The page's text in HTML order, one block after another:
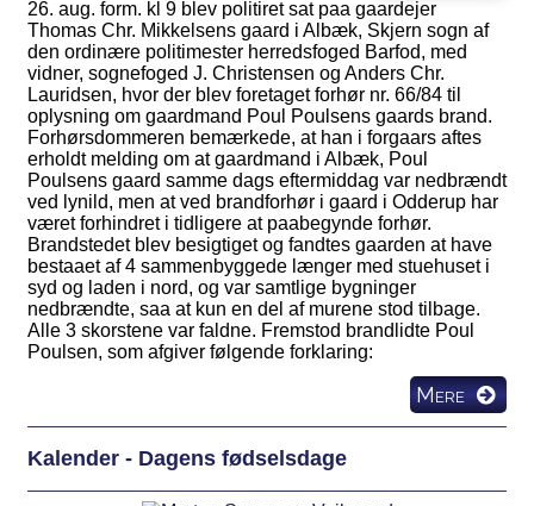
26. aug. form. kl 9 blev politiret sat paa gaardejer
Thomas Chr. Mikkelsens gaard i Albæk, Skjern sogn af
den ordinære politimester herredsfoged Barfod, med
vidner, sognefoged J. Christensen og Anders Chr.
Lauridsen, hvor der blev foretaget forhør nr. 66/84 til
oplysning om gaardmand Poul Poulsens gaards brand.
Forhørsdommeren bemærkede, at han i forgaars aftes
erholdt melding om at gaardmand i Albæk, Poul
Poulsens gaard samme dags eftermiddag var nedbrændt
ved lynild, men at ved brandforhør i gaard i Odderup har
været forhindret i tidligere at paabegynde forhør.
Brandstedet blev besigtiget og fandtes gaarden at have
bestaaet af 4 sammenbyggede længer med stuehuset i
syd og laden i nord, og var samtlige bygninger
nedbrændte, saa at kun en del af murene stod tilbage.
Alle 3 skorstene var faldne. Fremstod brandlidte Poul
Poulsen, som afgiver følgende forklaring:
Mere
Kalender - Dagens fødselsdage